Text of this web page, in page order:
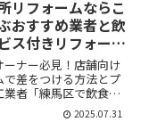
開業を...
リフォームならこ
おすすめ業者と飲
ス付きリフォーム
ナー必見！店舗向け
差をつける方法とプ
者「練馬区で飲食店
ームしたいけど、どこ
2025.07.31